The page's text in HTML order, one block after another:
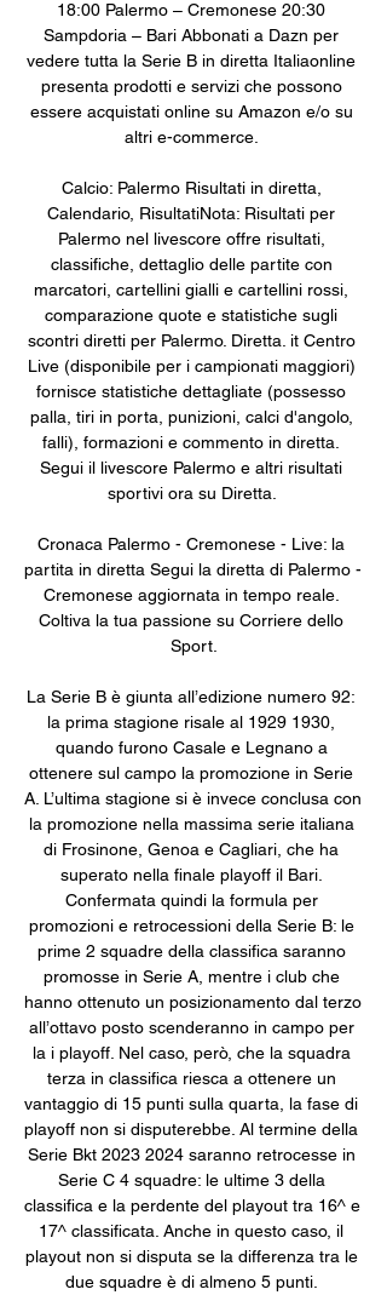
18:00 Palermo – Cremonese 20:30
Sampdoria – Bari Abbonati a Dazn per
vedere tutta la Serie B in diretta Italiaonline
presenta prodotti e servizi che possono
essere acquistati online su Amazon e/o su
altri e-commerce.
Calcio: Palermo Risultati in diretta,
Calendario, RisultatiNota: Risultati per
Palermo nel livescore offre risultati,
classifiche, dettaglio delle partite con
marcatori, cartellini gialli e cartellini rossi,
comparazione quote e statistiche sugli
scontri diretti per Palermo. Diretta. it Centro
Live (disponibile per i campionati maggiori)
fornisce statistiche dettagliate (possesso
palla, tiri in porta, punizioni, calci d'angolo,
falli), formazioni e commento in diretta.
Segui il livescore Palermo e altri risultati
sportivi ora su Diretta.
Cronaca Palermo - Cremonese - Live: la
partita in diretta Segui la diretta di Palermo -
Cremonese aggiornata in tempo reale.
Coltiva la tua passione su Corriere dello
Sport.
La Serie B è giunta all’edizione numero 92:
la prima stagione risale al 1929 1930,
quando furono Casale e Legnano a
ottenere sul campo la promozione in Serie
A. L’ultima stagione si è invece conclusa con
la promozione nella massima serie italiana
di Frosinone, Genoa e Cagliari, che ha
superato nella finale playoff il Bari.
Confermata quindi la formula per
promozioni e retrocessioni della Serie B: le
prime 2 squadre della classifica saranno
promosse in Serie A, mentre i club che
hanno ottenuto un posizionamento dal terzo
all’ottavo posto scenderanno in campo per
la i playoff. Nel caso, però, che la squadra
terza in classifica riesca a ottenere un
vantaggio di 15 punti sulla quarta, la fase di
playoff non si disputerebbe. Al termine della
Serie Bkt 2023 2024 saranno retrocesse in
Serie C 4 squadre: le ultime 3 della
classifica e la perdente del playout tra 16^ e
17^ classificata. Anche in questo caso, il
playout non si disputa se la differenza tra le
due squadre è di almeno 5 punti.